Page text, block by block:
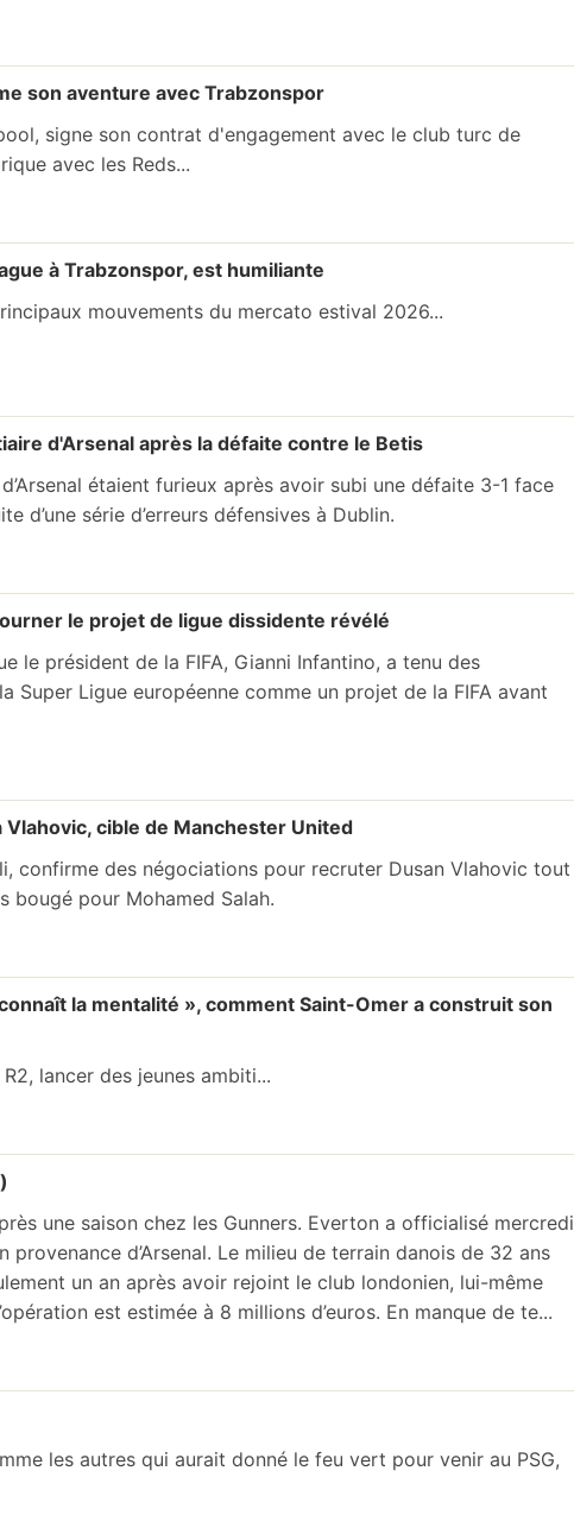
son aventure avec Trabzonspor
signe son contrat d'engagement avec le club turc de
avec les Reds...
à Trabzonspor, est humiliante
mouvements du mercato estival 2026...
d'Arsenal après la défaite contre le Betis
étaient furieux après avoir subi une défaite 3-1 face
d’une série d’erreurs défensives à Dublin.
le projet de ligue dissidente révélé
le président de la FIFA, Gianni Infantino, a tenu des
Super Ligue européenne comme un projet de la FIFA avant
cible de Manchester United
confirme des négociations pour recruter Dusan Vlahovic tout
bougé pour Mohamed Salah.
la mentalité », comment Saint-Omer a construit son
lancer des jeunes ambiti...
une saison chez les Gunners. Everton a officialisé mercredi
provenance d’Arsenal. Le milieu de terrain danois de 32 ans
un an après avoir rejoint le club londonien, lui-même
est estimée à 8 millions d’euros. En manque de te...
les autres qui aurait donné le feu vert pour venir au PSG,